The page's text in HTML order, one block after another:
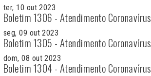
ter, 10 out 2023
Boletim 1306 - Atendimento Coronavírus
seg, 09 out 2023
Boletim 1305 - Atendimento Coronavírus
dom, 08 out 2023
Boletim 1304 - Atendimento Coronavírus